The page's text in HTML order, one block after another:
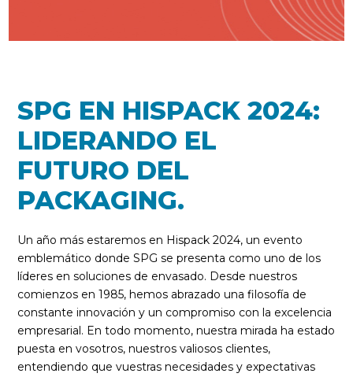
SPG EN HISPACK 2024:
LIDERANDO EL
FUTURO DEL
PACKAGING.
Un año más estaremos en Hispack 2024, un evento
emblemático donde SPG se presenta como uno de los
líderes en soluciones de envasado. Desde nuestros
comienzos en 1985, hemos abrazado una filosofía de
constante innovación y un compromiso con la excelencia
empresarial. En todo momento, nuestra mirada ha estado
puesta en vosotros, nuestros valiosos clientes,
entendiendo que vuestras necesidades y expectativas